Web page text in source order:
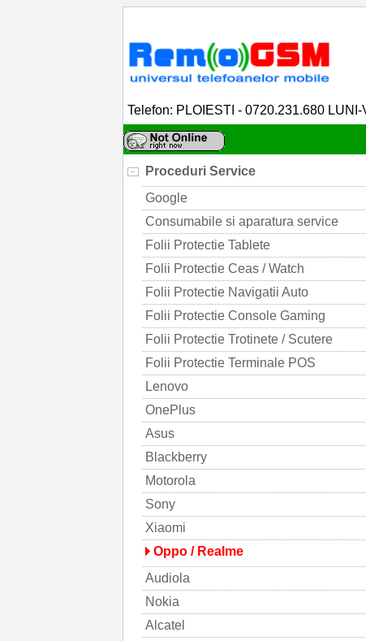
Telefon: PLOIESTI - 0720.231.680
Proceduri Service
Google
Consumabile si aparatura service
Folii Protectie Tablete
Folii Protectie Ceas / Watch
Folii Protectie Navigatii Auto
Folii Protectie Console Gaming
Folii Protectie Trotinete / Scutere
Folii Protectie Terminale POS
Lenovo
OnePlus
Asus
Blackberry
Motorola
Sony
Xiaomi
Oppo / Realme
Audiola
Nokia
Alcatel